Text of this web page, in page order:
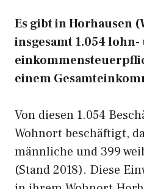
Es gibt in Horhausen
insgesamt 1.054
einem
Von diesen 1.054
Wohnort beschäftigt,
männliche und 399
(Stand 2018). Diese